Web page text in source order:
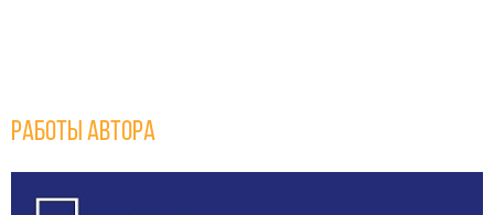
Работы автора